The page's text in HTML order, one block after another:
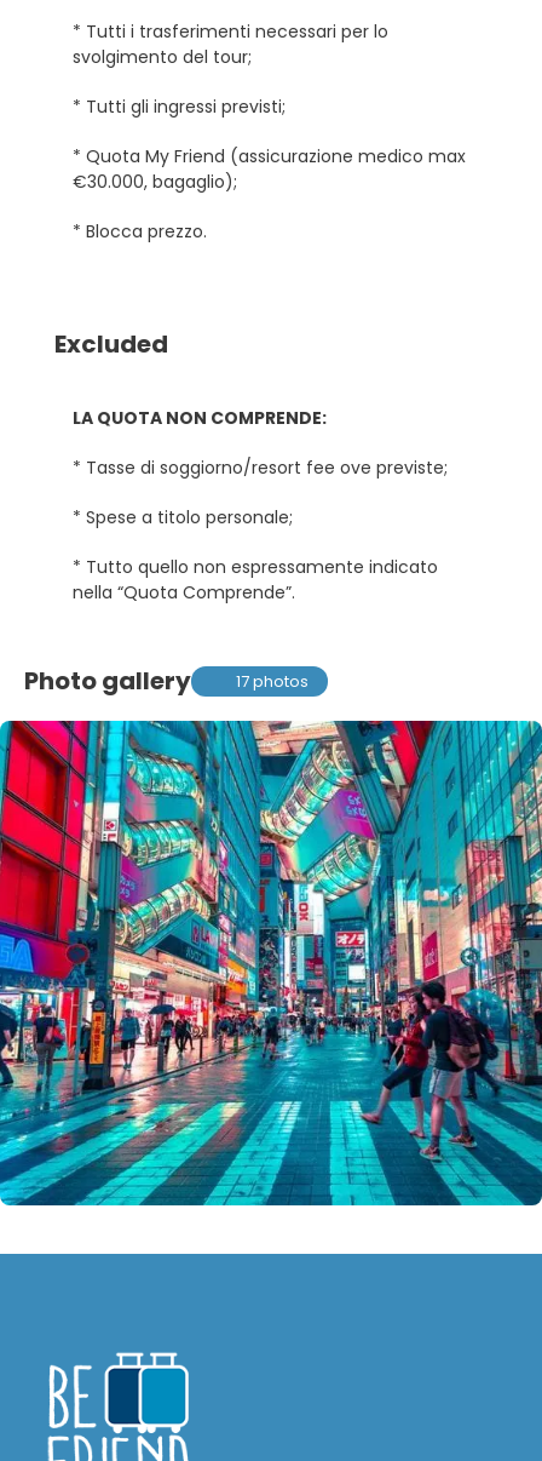
* Tutti i trasferimenti necessari per lo
svolgimento del tour;
* Tutti gli ingressi previsti;
* Quota My Friend (assicurazione medico max
€30.000, bagaglio);
* Blocca prezzo.
Excluded
LA QUOTA NON COMPRENDE:
* Tasse di soggiorno/resort fee ove previste;
* Spese a titolo personale;
* Tutto quello non espressamente indicato
nella “Quota Comprende”.
Photo gallery 17 photos